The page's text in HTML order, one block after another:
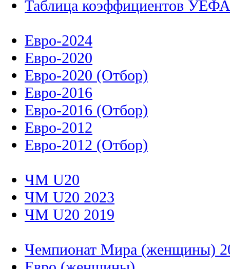
Таблица коэффициентов УЕФА
Евро-2024
Евро-2020
Евро-2020 (Отбор)
Евро-2016
Евро-2016 (Отбор)
Евро-2012
Евро-2012 (Отбор)
ЧМ U20
ЧМ U20 2023
ЧМ U20 2019
Чемпионат Мира (женщины)